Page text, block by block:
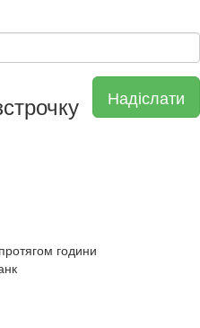
Надіслати
години